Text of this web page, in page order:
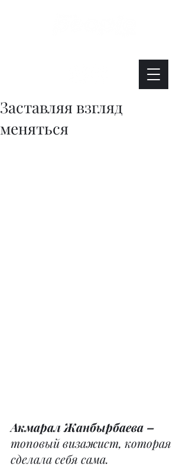
Заставляя взгляд
меняться
Акмарал Жанбырбаева –
топовый визажист, которая
сделала себя сама.